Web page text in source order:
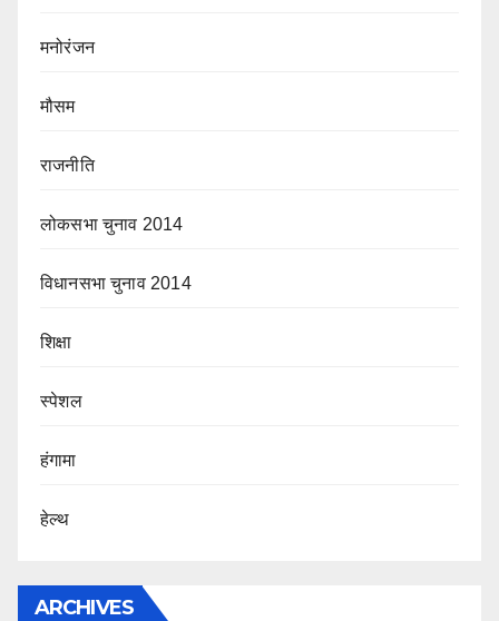
मनोरंजन
मौसम
राजनीति
लोकसभा चुनाव 2014
विधानसभा चुनाव 2014
शिक्षा
स्पेशल
हंगामा
हेल्थ
ARCHIVES